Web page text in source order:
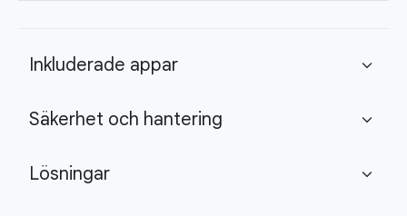
Inkluderade appar expand_more
Säkerhet och hantering expand_more
Lösningar expand_more